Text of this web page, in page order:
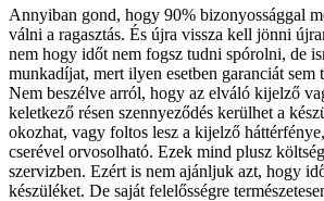
Annyiban gond, hogy 90% bizonyossággal
válni a ragasztás. És újra vissza kell jönni
nem hogy időt nem fogsz tudni spórolni, de
munkadíjat, mert ilyen esetben garanciát
Nem beszélve arról, hogy az elváló kijelző
keletkező résen szennyeződés kerülhet a
okozhat, vagy foltos lesz a kijelző
cserével orvosolható. Ezek mind plusz
szervizben. Ezért is nem ajánljuk azt, hogy
készüléket. De saját felelősségre